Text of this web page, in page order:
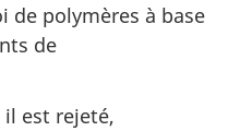
de polymères à base
de
est rejeté,